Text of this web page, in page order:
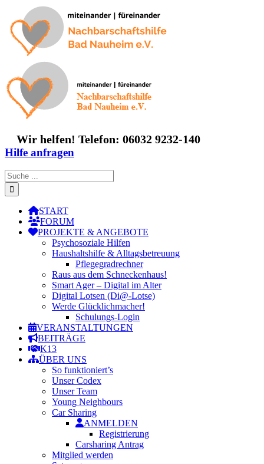
Inhalt
springen
Wir helfen! Telefon: 06032 9232-140
Hilfe anfragen
Suche
nach:
START
FORUM
PROJEKTE & ANGEBOTE
Psychosoziale Hilfen
Haushaltshilfe & Alltagsbetreuung
Pflegegradrechner
Raus aus dem Schneckenhaus!
Smart Ager – Digital im Alter
Digital Lotsen (Di@-Lotse)
Werde Glücklichmacher!
Schulungs-Login
VERANSTALTUNGEN
BEITRÄGE
K13
ÜBER UNS
So funktioniert’s
Unser Codex
Unser Team
Young Neighbours
Car Sharing
ANMELDEN
Registrierung
Carsharing Antrag
Mitglied werden